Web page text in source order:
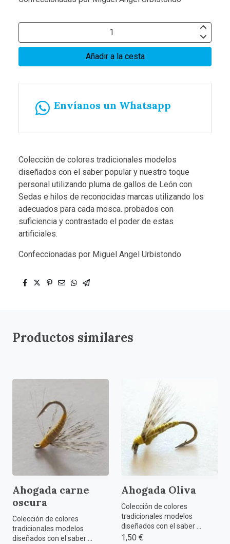
Añadir a la cesta
Envíanos un Whatsapp
Colección de colores tradicionales modelos
diseñados con el saber popular y nuestro toque
personal utilizando pluma de gallos de León con
Sedas e hilos de reconocidas marcas utilizando los
adecuados para cada mosca. probados con
suficiencia y contrastado el poder de estas
artificiales.
Confeccionadas por Miguel Angel Urbistondo
Productos similares
Ahogada carne
oscura
Colección de colores
tradicionales modelos
diseñados con el saber ...
Ahogada Oliva
Colección de colores
tradicionales modelos
diseñados con el saber ...
1,50 €